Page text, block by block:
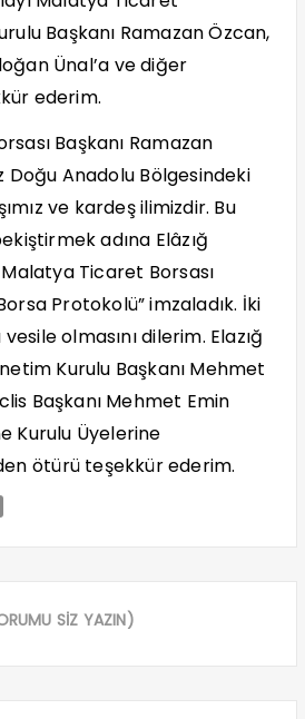
Başkanı Ramazan Özcan,
Ünal’a ve diğer
ederim.
Başkanı Ramazan
Doğu Anadolu Bölgesindeki
ve kardeş ilimizdir. Bu
adına Elâzığ
Ticaret Borsası
Protokolü” imzaladık. İki
olmasını dilerim. Elazığ
netim Kurulu Başkanı Mehmet
Başkanı Mehmet Emin
Kurulu Üyelerine
ötürü teşekkür ederim.
SİZ YAZIN)